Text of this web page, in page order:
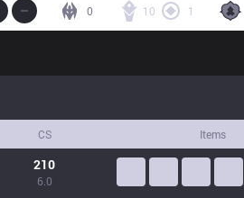
10 1
0
CS Items
210
6.0